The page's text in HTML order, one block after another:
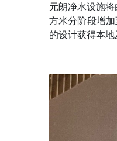
元朗净水设施
方米分阶段增
的设计获得本